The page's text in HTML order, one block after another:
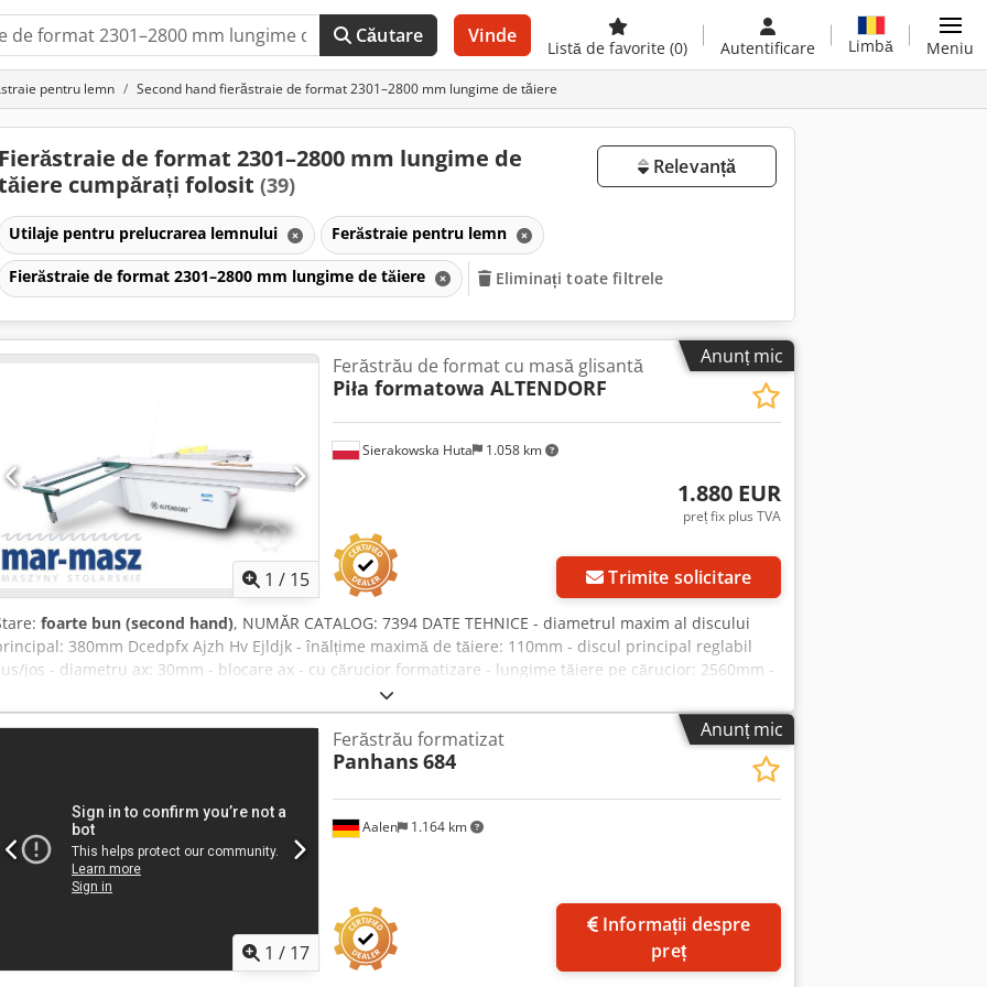
Căutare Vinde
Listă de favorite (0) Autentificare Limbă Meniu
pentru lemn Second hand fierăstraie de format 2301–2800 mm lungime de tăiere
Fierăstraie de format 2301–2800 mm lungime de
cumpărați folosit (39)
Relevanță
Utilaje pentru prelucrarea lemnului Ferăstraie pentru lemn
Fierăstraie de format 2301–2800 mm lungime de tăiere Eliminați toate filtrele
Anunț mic
1 / 15
Sierakowska Huta 1.058 km
Ferăstrău de format cu masă glisantă
Piła formatowa ALTENDORF
1.880 EUR
preț fix plus TVA
Trimite solicitare
foarte bun (second hand), NUMĂR CATALOG: 7394 DATE TEHNICE - diametrul maxim al discului
380mm Dcedpfx Ajzh Hv Ejldjk - înălțime maximă de tăiere: 110mm - discul principal reglabil
jos - diametru ax: 30mm - blocare ax - cu cărucior formatizare - lungime tăiere pe cărucior: 2560mm -
lățime tăiere la ghidaj: 810mm - cu cărucior lateral - motor principal: 5,5kW - dimensiuni blat:
- apărătoare pentru disc - dimensiuni (L/l/h): 2580x2570x1050mm - greutate: 780kg
AVANTAJE – producție germană – fierăstrău utilizat, stare foarte bună Preț net: 7900 PLN Preț net: 1880
EUR, în funcție de cursul de 4,2 EUR (Prețurile pot varia în funcție de fluctuațiile cursului)
Anunț mic
1 / 17
Aalen 1.164 km
Ferăstrău formatizat
Panhans684
Informații despre
preț